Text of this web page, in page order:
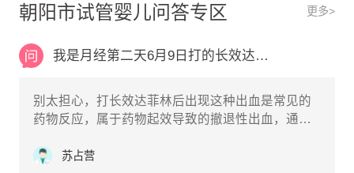
朝阳市试管婴儿问答专区 更多>
我是月经第二天6月9日打的长效达菲林月经干净
别太担心，打长效达菲林后出现这种出血是常见的
药物反应，属于药物起效导致的撤退性出血，通常
卵、降低体内雌激素水平，让卵巢和子宫内膜得到
苏占营